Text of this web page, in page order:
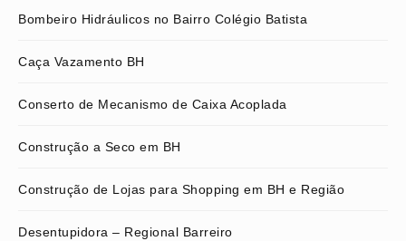
Bombeiro Hidráulicos no Bairro Colégio Batista
Caça Vazamento BH
Conserto de Mecanismo de Caixa Acoplada
Construção a Seco em BH
Construção de Lojas para Shopping em BH e Região
Desentupidora – Regional Barreiro